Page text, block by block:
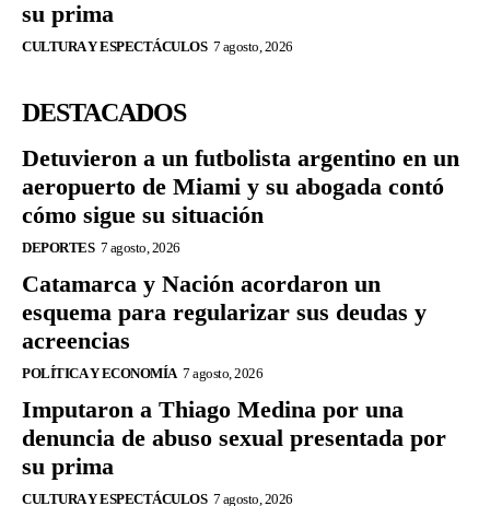
su prima
CULTURA Y ESPECTÁCULOS 7 agosto, 2026
DESTACADOS
Detuvieron a un futbolista argentino en un
aeropuerto de Miami y su abogada contó
cómo sigue su situación
DEPORTES 7 agosto, 2026
Catamarca y Nación acordaron un
esquema para regularizar sus deudas y
acreencias
POLÍTICA Y ECONOMÍA 7 agosto, 2026
Imputaron a Thiago Medina por una
denuncia de abuso sexual presentada por
su prima
CULTURA Y ESPECTÁCULOS 7 agosto, 2026